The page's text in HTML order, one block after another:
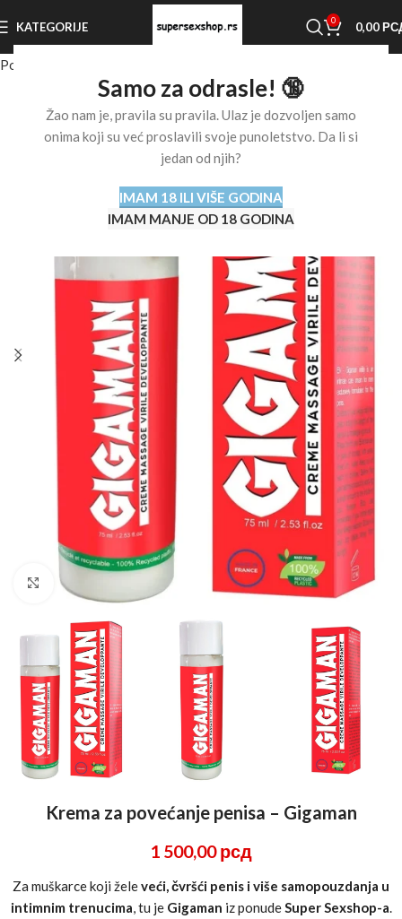
Samo za odrasle! 🔞
Žao nam je, pravila su pravila. Ulaz je dozvoljen samo
onima koji su već proslavili svoje punoletstvo. Da li si
jedan od njih?
IMAM 18 ILI VIŠE GODINA
IMAM MANJE OD 18 GODINA
KATEGORIJE 0 0,00
Početna stranica
Click to enlarge
Krema za povećanje penisa – Gigaman
1 500,00рсд
Za muškarce koji želeveći, čvršći penis i više samopouzdanja u
intimnim trenucima, tu je Gigaman iz ponudeSuper Sexshop-a.